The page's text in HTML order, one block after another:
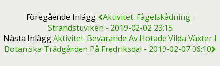
Föregående Inlägg
Aktivitet: Fågelskådning I
Strandstuviken - 2019-02-02 23:15
Nästa InläggAktivitet: Bevarande Av Hotade Vilda Växter I
Botaniska Trädgården På Fredriksdal - 2019-02-07 06:10